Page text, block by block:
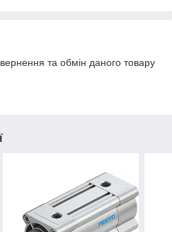
та обмін даного товару